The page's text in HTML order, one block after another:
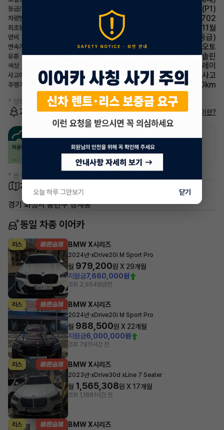
등급/트림 xDrive40i M Sport Package (P1)
차량번호 336다9702
최초등록 2024년 11월
연비 7.6km/L (5등급)
변속기 오토
유종 가솔린
색상 브루클린그레이
사고이력 무사고
주행거리(등록일기준) 31,000km
* 정확한 정보는 판매자와 반드시 확인하시기 바랍니다.
저공해차량 정보 저공해차량이란?
공항주차장
50% 할인
공영주차장
50% 할인
* 본 정보는 지자체마다 다를 수 있으니 실제 정보와 확인해 주세요.
차량 위치
경기 화성시 동탄구 청계동
동일 차종 이어카
리스 BMW X시리즈
2024년·xDrive20i M Sport Pro
월 979,200원 X 29개월
지원금7,660,000원
조회 2,954방금전
리스 BMW X시리즈
2024년·xDrive20i M Sport Pro
월 988,500원 X 22개월
지원금6,000,000원
조회 781 1시간 전
리스 BMW X시리즈
2023년·xDrive30d xLine 7 Seater
월 1,565,308원 X 17개월
조회 1,1881시간 전
리스 BMW X시리즈
오늘 하루 그만보기 닫기